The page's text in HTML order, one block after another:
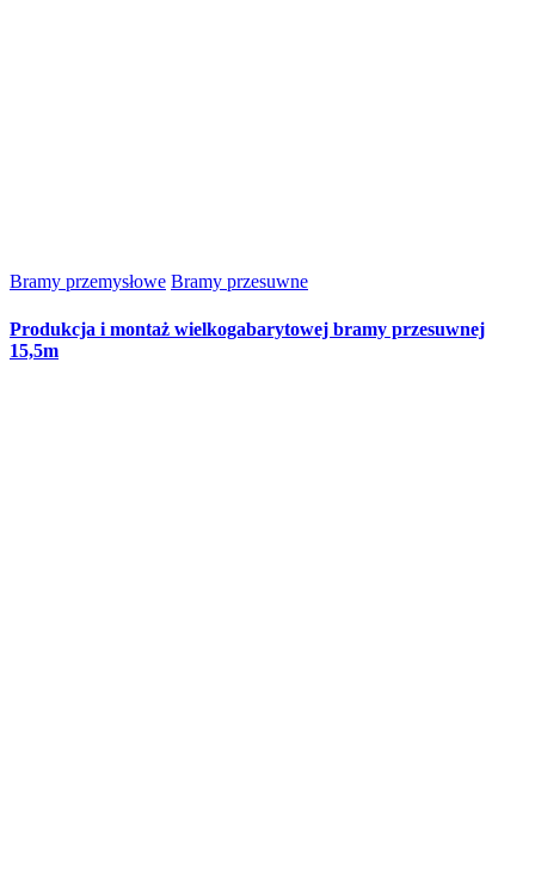
Bramy przemysłowe Bramy przesuwne
Produkcja i montaż wielkogabarytowej bramy przesuwnej
15,5m